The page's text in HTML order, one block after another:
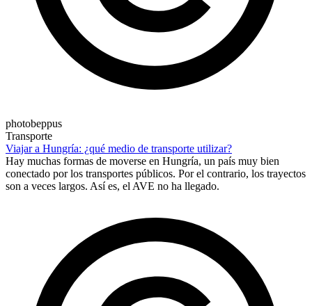
photobeppus
Transporte
Viajar a Hungría: ¿qué medio de transporte utilizar?
Hay muchas formas de moverse en Hungría, un país muy bien
conectado por los transportes públicos. Por el contrario, los trayectos
son a veces largos. Así es, el AVE no ha llegado.